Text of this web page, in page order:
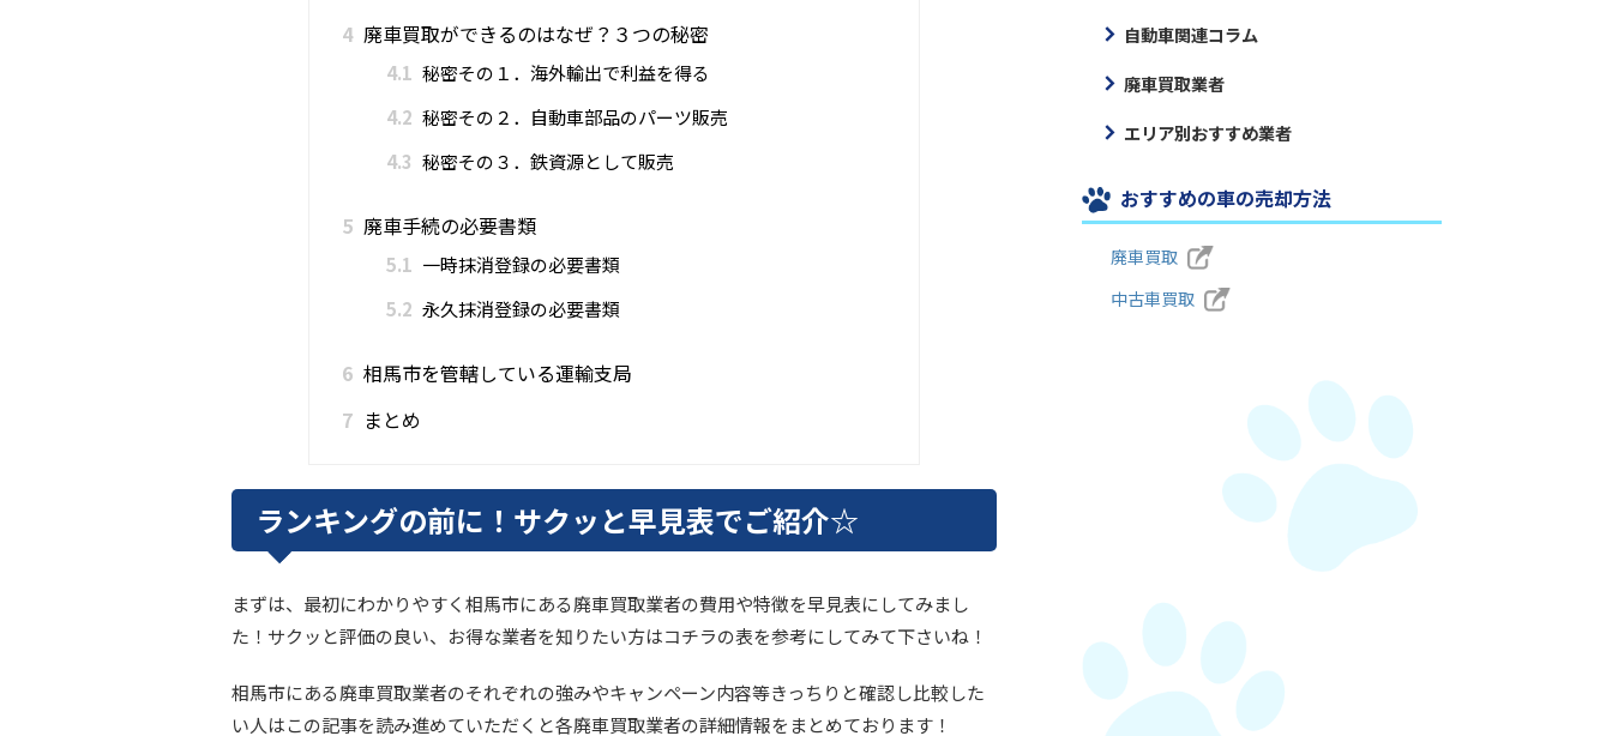
4 廃車買取ができるのはなぜ？３つの秘密
4.1 秘密その１．海外輸出で利益を得る
4.2 秘密その２．自動車部品のパーツ販売
4.3 秘密その３．鉄資源として販売
5 廃車手続の必要書類
5.1 一時抹消登録の必要書類
5.2 永久抹消登録の必要書類
6 相馬市を管轄している運輸支局
7 まとめ
ランキングの前に！サクッと早見表でご紹介☆
まずは、最初にわかりやすく相馬市にある廃車買取業者の費用や特徴を早見表にしてみまし
た！サクッと評価の良い、お得な業者を知りたい方はコチラの表を参考にしてみて下さいね！
相馬市にある廃車買取業者のそれぞれの強みやキャンペーン内容等きっちりと確認し比較した
い人はこの記事を読み進めていただくと各廃車買取業者の詳細情報をまとめております！
自動車関連コラム
廃車買取業者
エリア別おすすめ業者
おすすめの車の売却方法
廃車買取
中古車買取